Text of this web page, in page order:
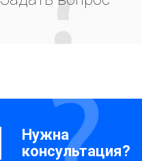
Нужна
консультация?